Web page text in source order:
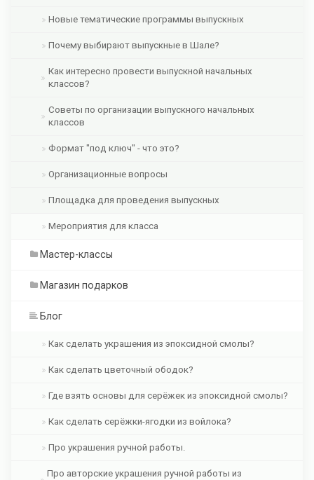
Новые тематические программы выпускных
Почему выбирают выпускные в Шале?
Как интересно провести выпускной начальных
классов?
Советы по организации выпускного начальных
классов
Формат "под ключ" - что это?
Организационные вопросы
Площадка для проведения выпускных
Мероприятия для класса
Мастер-классы
Магазин подарков
Блог
Как сделать украшения из эпоксидной смолы?
Как сделать цветочный ободок?
Где взять основы для серёжек из эпоксидной смолы?
Как сделать серёжки-ягодки из войлока?
Про украшения ручной работы.
Про авторские украшения ручной работы из